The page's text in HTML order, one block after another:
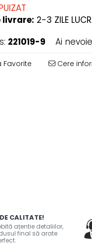
livrare: 2-3 ZILE
221019-9 Ai
Cere
CALITATE!
ațentie detaliilor,
final să arate